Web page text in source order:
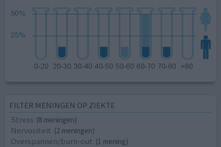
FILTER MENINGEN OP ZIEKTE
Stress (8 meningen)
Nervositeit (2 meningen)
Overspannen/burn-out (1 mening)